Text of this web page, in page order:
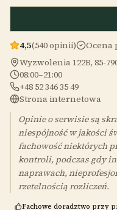
4,5(540 opinii) Ocena
Wyzwolenia 122B, 85-
08:00–21:00
+48 52 346 35 49
Strona internetowa
Opinie o serwisie są
niespójność w jakości
fachowość niektórych
kontroli, podczas gdy
naprawach,
rzetelnością rozliczeń.
Fachowe doradztwo przy